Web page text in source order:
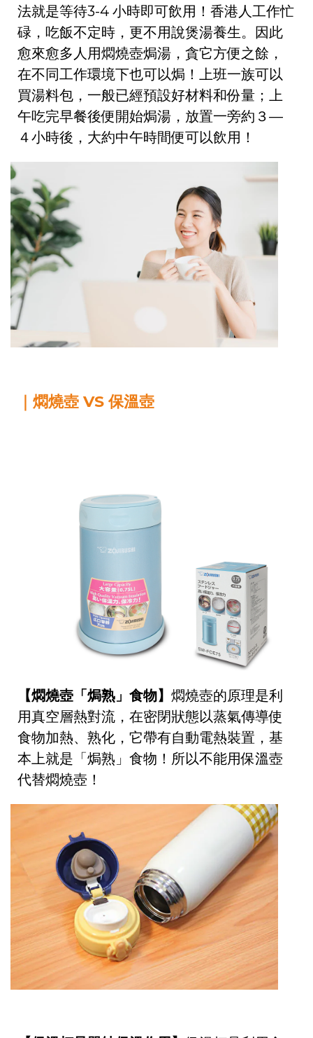
法就是等待3-4 小時即可飲用！香港人工作忙
碌，吃飯不定時，更不用說煲湯養生。因此
愈來愈多人用燜燒壺焗湯，貪它方便之餘，
在不同工作環境下也可以焗！上班一族可以
買湯料包，一般已經預設好材料和份量；上
午吃完早餐後便開始焗湯，放置一旁約３—
４小時後，大約中午時間便可以飲用！
｜燜燒壺 VS 保溫壺
【燜燒壺「焗熟」食物】 燜燒壺的原理是利
用真空層熱對流，在密閉狀態以蒸氣傳導使
食物加熱、熟化，它帶有自動電熱裝置，基
本上就是「焗熟」食物！所以不能用保溫壺
代替燜燒壺！